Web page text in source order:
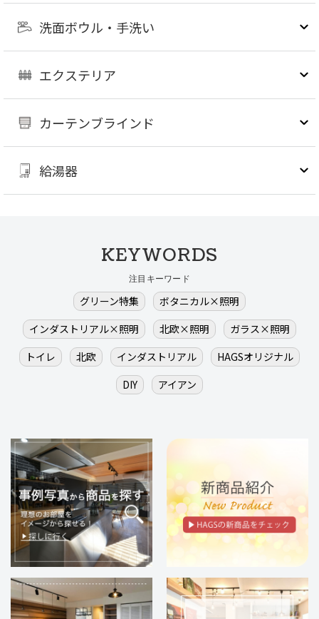
洗面ボウル・手洗い
エクステリア
カーテンブラインド
給湯器
KEYWORDS
注目キーワード
グリーン特集
ボタニカル×照明
インダストリアル×照明
北欧×照明
ガラス×照明
トイレ
北欧 インダストリアル
HAGSオリジナル
DIY
アイアン